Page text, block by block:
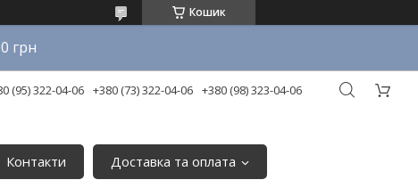
Кошик
грн
(95) 322-04-06 +380 (73) 322-04-06 +380 (98) 323-04-06
Контакти
Доставка та оплата